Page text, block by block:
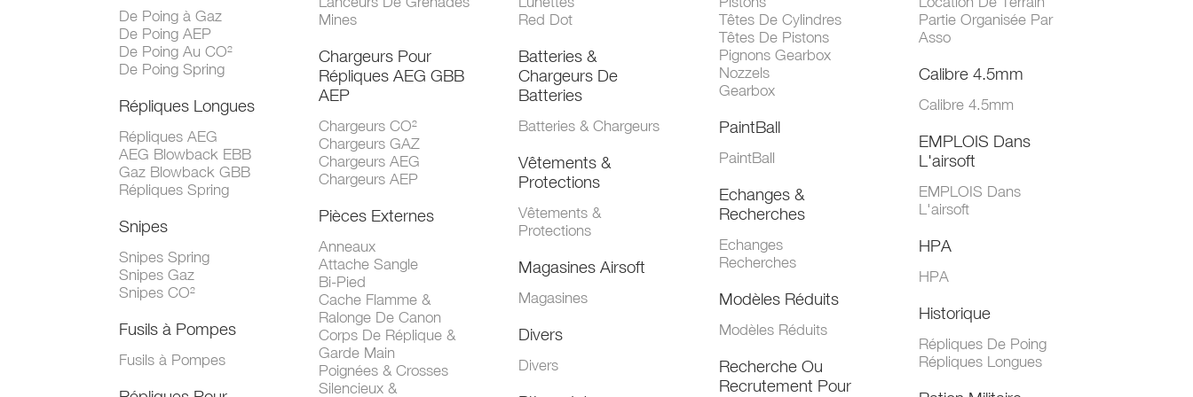
De Poing à Gaz
De Poing AEP
De Poing Au CO²
De Poing Spring
Répliques Longues
Répliques AEG
AEG Blowback EBB
Gaz Blowback GBB
Répliques Spring
Snipes
Snipes Spring
Snipes Gaz
Snipes CO²
Fusils à Pompes
Fusils à Pompes
Mines
Chargeurs Pour
Répliques AEG GBB
AEP
Chargeurs CO²
Chargeurs GAZ
Chargeurs AEG
Chargeurs AEP
Pièces Externes
Anneaux
Attache Sangle
Bi-Pied
Cache Flamme &
Ralonge De Canon
Corps De Réplique &
Garde Main
Poignées & Crosses
Silencieux &
Red Dot
Batteries &
Chargeurs De
Batteries
Batteries & Chargeurs
Vêtements &
Protections
Vêtements &
Protections
Magasines Airsoft
Magasines
Divers
Divers
Têtes De Cylindres
Têtes De Pistons
Pignons Gearbox
Nozzels
Gearbox
PaintBall
PaintBall
Echanges &
Recherches
Echanges
Recherches
Modèles Réduits
Modèles Réduits
Recherche Ou
Recrutement Pour
Partie Organisée Par
Asso
Calibre 4.5mm
Calibre 4.5mm
EMPLOIS Dans
L'airsoft
EMPLOIS Dans
L'airsoft
HPA
HPA
Historique
Répliques De Poing
Répliques Longues